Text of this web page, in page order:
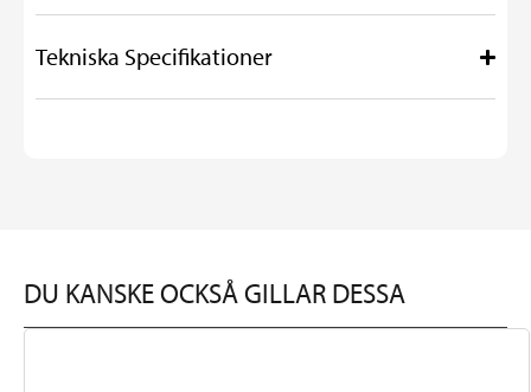
Tekniska Specifikationer
DU KANSKE OCKSÅ GILLAR DESSA